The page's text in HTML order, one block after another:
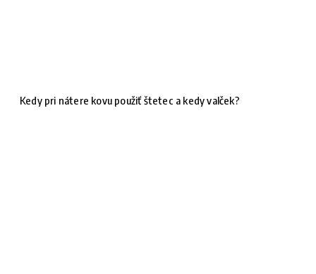
Kedy pri nátere kovu použiť štetec a kedy valček?